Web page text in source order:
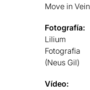
Move in Vein
Fotografía:
Lilium
Fotografia
(Neus Gil)
Vídeo: